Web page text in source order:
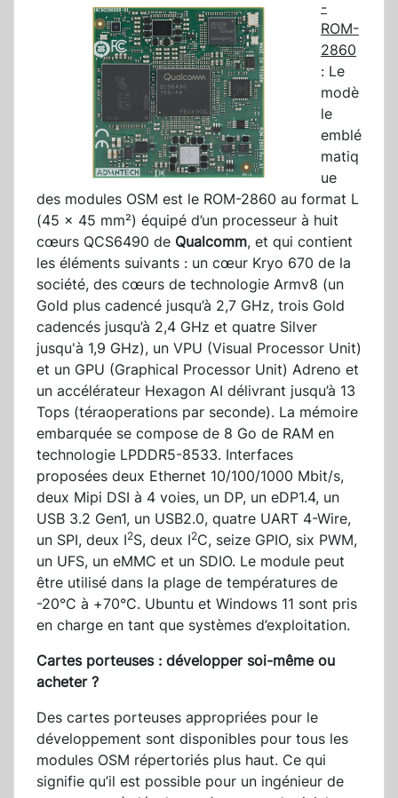
-
ROM-
2860
: Le
modè
le
emblé
matiq
ue
des modules OSM est le ROM-2860 au format L
(45 x 45 mm²) équipé d’un processeur à huit
cœurs QCS6490 de Qualcomm, et qui contient
les éléments suivants : un cœur Kryo 670 de la
société, des cœurs de technologie Armv8 (un
Gold plus cadencé jusqu’à 2,7 GHz, trois Gold
cadencés jusqu’à 2,4 GHz et quatre Silver
jusqu'à 1,9 GHz), un VPU (Visual Processor Unit)
et un GPU (Graphical Processor Unit) Adreno et
un accélérateur Hexagon AI délivrant jusqu’à 13
Tops (téraoperations par seconde). La mémoire
embarquée se compose de 8 Go de RAM en
technologie LPDDR5-8533. Interfaces
proposées deux Ethernet 10/100/1000 Mbit/s,
deux Mipi DSI à 4 voies, un DP, un eDP1.4, un
USB 3.2 Gen1, un USB2.0, quatre UART 4-Wire,
un SPI, deux I2S, deux I2C, seize GPIO, six PWM,
un UFS, un eMMC et un SDIO. Le module peut
être utilisé dans la plage de températures de
-20°C à +70°C. Ubuntu et Windows 11 sont pris
en charge en tant que systèmes d’exploitation.
Cartes porteuses : développer soi-même ou
acheter ?
Des cartes porteuses appropriées pour le
développement sont disponibles pour tous les
modules OSM répertoriés plus haut. Ce qui
signifie qu’il est possible pour un ingénieur de